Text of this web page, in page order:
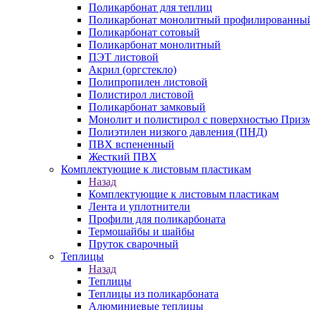
Поликарбонат для теплиц
Поликарбонат монолитный
Поликарбонат сотовый
Поликарбонат монолитный
ПЭТ листовой
Акрил (оргстекло)
Полипропилен листовой
Полистирол листовой
Поликарбонат замковый
Монолит и полистирол с поверхностью
Полиэтилен низкого давления (ПНД)
ПВХ вспененный
Жесткий ПВХ
Комплектующие к листовым пластикам
Назад
Комплектующие к листовым пластикам
Лента и уплотнители
Профили для поликарбоната
Термошайбы и шайбы
Пруток сварочный
Теплицы
Назад
Теплицы
Теплицы из поликарбоната
Алюминиевые теплицы